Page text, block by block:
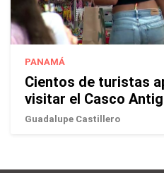
PANAMÁ
Cientos de turistas
visitar el Casco
Guadalupe Castillero